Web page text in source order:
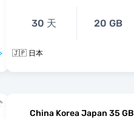
30 天 20 GB
🇯🇵 日本
China Korea Japan 35 GB